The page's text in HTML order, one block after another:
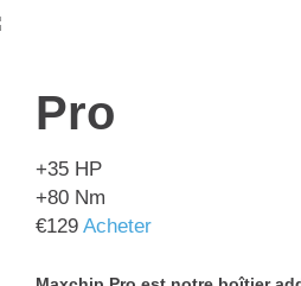
Pro
+35 HP
+80 Nm
€129 Acheter